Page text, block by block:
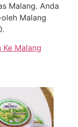
Malang. Anda
Malang
Malang